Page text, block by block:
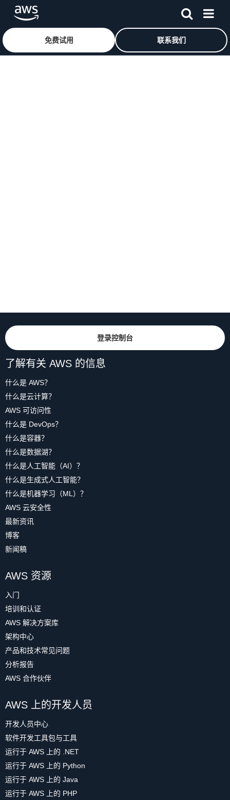
免费试用 联系我们
登录控制台
了解有关 AWS 的信息
什么是 AWS？
什么是云计算？
AWS 可访问性
什么是 DevOps？
什么是容器？
什么是数据湖？
什么是人工智能（AI）？
什么是生成式人工智能？
什么是机器学习（ML）？
AWS 云安全性
最新资讯
博客
新闻稿
AWS 资源
入门
培训和认证
AWS 解决方案库
架构中心
产品和技术常见问题
分析报告
AWS 合作伙伴
AWS 上的开发人员
开发人员中心
软件开发工具包与工具
运行于 AWS 上的 .NET
运行于 AWS 上的 Python
运行于 AWS 上的 Java
运行于 AWS 上的 PHP